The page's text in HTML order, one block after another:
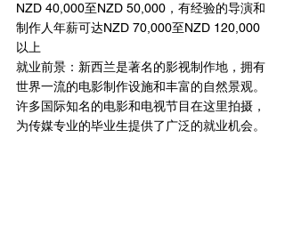
NZD 40,000至NZD 50,000，有经验的导演和
制作人年薪可达NZD 70,000至NZD 120,000
以上
就业前景：新西兰是著名的影视制作地，拥有
世界一流的电影制作设施和丰富的自然景观。
许多国际知名的电影和电视节目在这里拍摄，
为传媒专业的毕业生提供了广泛的就业机会。